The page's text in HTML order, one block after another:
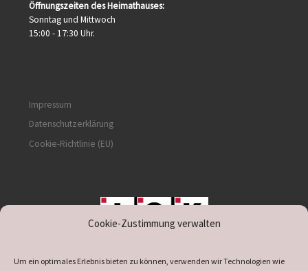
Cookie-Zustimmung verwalten
Um ein optimales Erlebnis bieten zu können, verwenden wir Technologien wie
Öffnungszeiten des Heimathauses:
Sonntag und Mittwoch
15:00 - 17:30 Uhr.
Impressum
Datenschutzerklärung
Cookie-Richtlinie (EU)